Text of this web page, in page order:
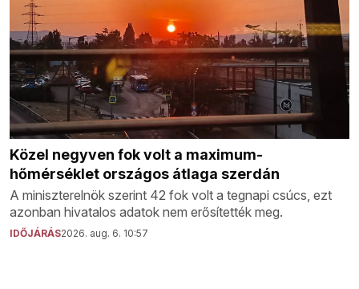
Közel negyven fok volt a maximum-
hőmérséklet országos átlaga szerdán
A miniszterelnök szerint 42 fok volt a tegnapi csúcs, ezt
azonban hivatalos adatok nem erősítették meg.
IDŐJÁRÁS2026. aug. 6. 10:57